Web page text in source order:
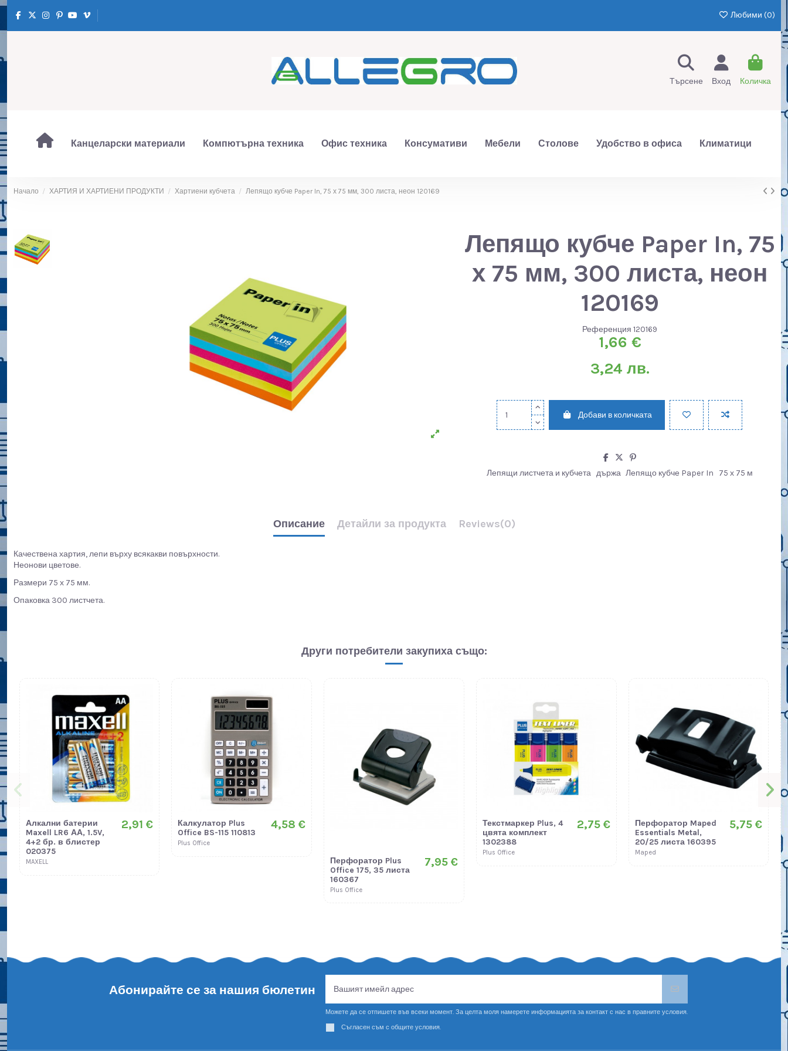
Любими (0)
Търсене Вход Количка
Канцеларски материали Компютърна техника Офис техника Консумативи Мебели Столове Удобство в офиса Климатици
Начало ХАРТИЯ И ХАРТИЕНИ ПРОДУКТИ Хартиени кубчета Лепящо кубче Paper In, 75 х 75 мм, 300 листа, неон 120169
Лепящо кубче Paper In, 75
х 75 мм, 300 листа, неон
120169
Референция 120169
1,66 €
3,24 лв.
Добави в количката
Лепящи листчета и кубчета държа Лепящо кубче Paper In 75 х 75 м
Описание Детайли за продукта Reviews(0)
Качествена хартия, лепи върху всякакви повърхности.
Неонови цветове.
Размери 75 х 75 мм.
Опаковка 300 листчета.
Други потребители закупиха също:
Алкални батерии
Maxell LR6 АА, 1.5V,
4+2 бр. в блистер
020375
MAXELL
2,91 €
Калкулатор Plus
Office BS-115 110813
Plus Office
4,58 €
Перфоратор Plus
Office 175, 35 листа
160367
Plus Office
7,95 €
Текстмаркер Plus, 4
цвята комплект
1302388
Plus Office
2,75 €
Перфоратор Maped
Essentials Metal,
20/25 листа 160395
Maped
5,75 €
Абонирайте се за нашия бюлетин
Можете да се отпишете във всеки момент. За целта моля намерете информацията за контакт с нас в правните условия.
Съгласен съм с общите условия.